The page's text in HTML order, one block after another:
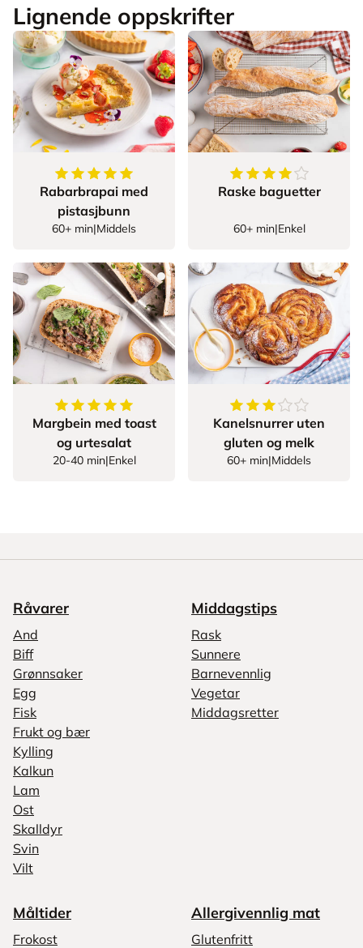
Lignende oppskrifter
5av5stjerner
Rabarbrapai med
pistasjbunn
60+ min|Middels
4.5av5 stjerner
Raske baguetter
60+ min|Enkel
5av5stjerner
Margbein med toast
og urtesalat
20-40 min|Enkel
3.5av5stjerner
Kanelsnurrer uten
gluten og melk
60+ min|Middels
Råvarer
And
Biff
Grønnsaker
Egg
Fisk
Frukt og bær
Kylling
Kalkun
Lam
Ost
Skalldyr
Svin
Vilt
Middagstips
Rask
Sunnere
Barnevennlig
Vegetar
Middagsretter
Måltider
Frokost
Allergivennlig mat
Glutenfritt